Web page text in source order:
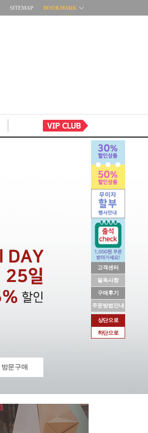
고객센터
필독사항
구매후기
주문방법안내
상단으로
하단으로
SITEMAP BOOKMARK
방문구매